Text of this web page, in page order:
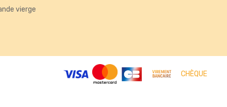
vierge
CHÈQUE
ou encore la répartition géographique des visiteurs.